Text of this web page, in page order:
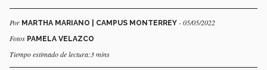
Por MARTHA MARIANO | CAMPUS MONTERREY - 05/05/2022
Fotos PAMELA VELAZCO
Tiempo estimado de lectura:3 mins